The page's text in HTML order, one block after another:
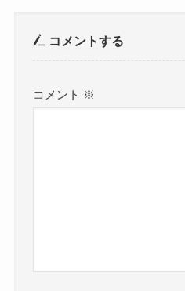
コメントする
コメント ※